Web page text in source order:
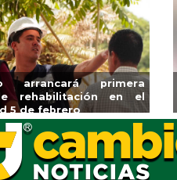
arrancará primera
rehabilitación en el
5 de febrero